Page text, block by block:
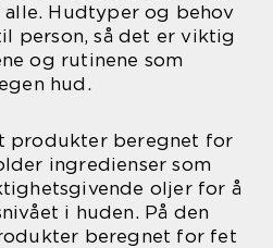
Hudtyper og behov
person, så det er viktig
og rutinene som
hud.
produkter beregnet for
ingredienser som
oljer for å
i huden. På den
beregnet for fet